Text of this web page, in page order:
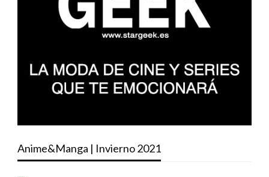
Anime&Manga | Invierno 2021